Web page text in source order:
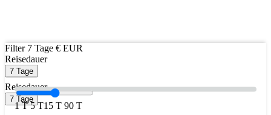
Filter 7 Tage € EUR
Reisedauer
7 Tage
1 T 5 T15 T 90 T
Reisedauer
7 Tage